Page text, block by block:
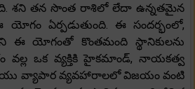
శని తన సొంత రాశిలో లేదా ఉన్నతమైన
యోగం ఏర్పడుతుంది. ఈ సందర్భంలో,
ఈ యోగంతో కొంతమంది స్థానికులను
వల్ల ఒక వ్యక్తికి హైకమాండ్, నాయకత్వ
వ్యాపార వ్యవహారాలలో విజయం వంటి